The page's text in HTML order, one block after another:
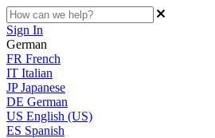
Sign In
German
FR French
IT Italian
JP Japanese
DE German
US English (US)
ES Spanish